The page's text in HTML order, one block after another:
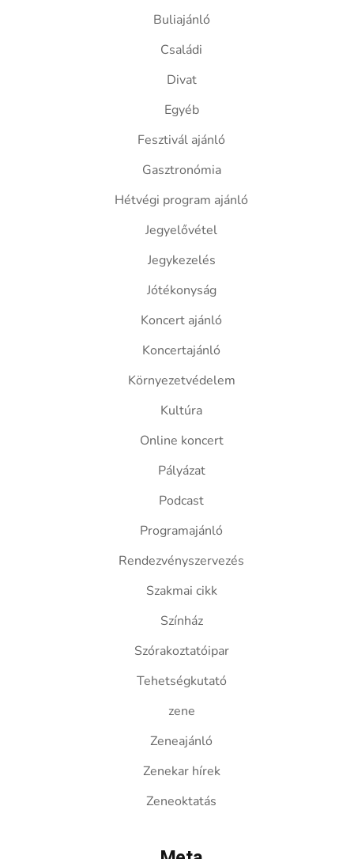
Buliajánló
Családi
Divat
Egyéb
Fesztivál ajánló
Gasztronómia
Hétvégi program ajánló
Jegyelővétel
Jegykezelés
Jótékonyság
Koncert ajánló
Koncertajánló
Környezetvédelem
Kultúra
Online koncert
Pályázat
Podcast
Programajánló
Rendezvényszervezés
Szakmai cikk
Színház
Szórakoztatóipar
Tehetségkutató
zene
Zeneajánló
Zenekar hírek
Zeneoktatás